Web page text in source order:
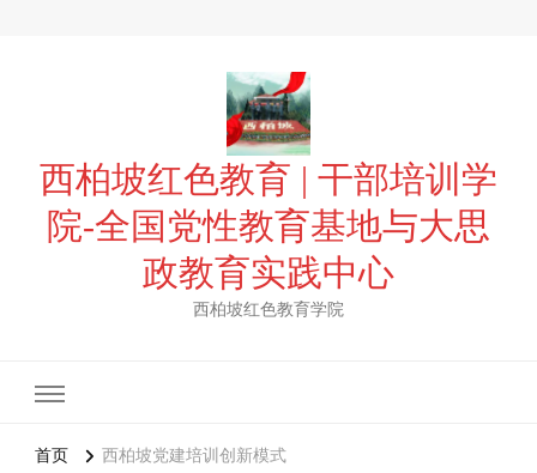
西柏坡红色教育 | 干部培训学
院-全国党性教育基地与大思
政教育实践中心
西柏坡红色教育学院
首页 西柏坡党建培训创新模式